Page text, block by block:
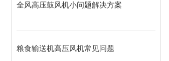
全风高压鼓风机小问题解决方案
粮食输送机高压风机常见问题